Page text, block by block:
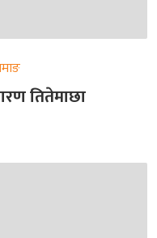
तितेमाछा